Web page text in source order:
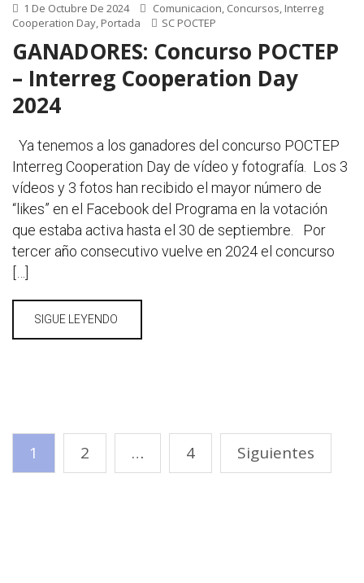
1 De Octubre De 2024 Comunicacion, Concursos, Interreg
Cooperation Day, Portada SC POCTEP
GANADORES: Concurso POCTEP
– Interreg Cooperation Day
2024
Ya tenemos a los ganadores del concurso POCTEP
Interreg Cooperation Day de vídeo y fotografía. Los 3
vídeos y 3 fotos han recibido el mayor número de
“likes” en el Facebook del Programa en la votación
que estaba activa hasta el 30 de septiembre. Por
tercer año consecutivo vuelve en 2024 el concurso
SIGUE LEYENDO
1 2 … 4 Siguientes